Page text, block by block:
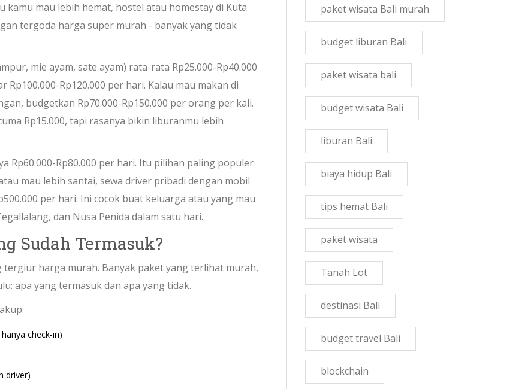
kamu mau lebih hemat, hostel atau homestay di Kuta
tergoda harga super murah - banyak yang tidak
mie ayam, sate ayam) rata-rata Rp25.000-Rp40.000
Rp120.000 per hari. Kalau mau makan di
budgetkan Rp70.000-Rp150.000 per orang per kali.
Rp15.000, tapi rasanya bikin liburanmu lebih
Rp60.000-Rp80.000 per hari. Itu pilihan paling populer
mau lebih santai, sewa driver pribadi dengan mobil
per hari. Ini cocok buat keluarga atau yang mau
dan Nusa Penida dalam satu hari.
Sudah Termasuk?
harga murah. Banyak paket yang terlihat murah,
apa yang termasuk dan apa yang tidak.
check-in)
driver)
paket wisata Bali murah
budget liburan Bali
paket wisata bali
budget wisata Bali
liburan Bali
biaya hidup Bali
tips hemat Bali
paket wisata
Tanah Lot
destinasi Bali
budget travel Bali
blockchain